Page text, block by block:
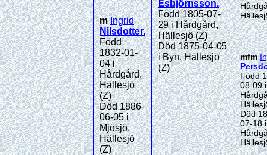
mIngrid
Nilsdotter.
Född
1832-01-
04 i
Hårdgård,
Hällesjö
(Z)
Död 1886-
06-05 i
Mjösjö,
Hällesjö
(Z)
Esbjörnsson.
Född 1805-07-
29 i Hårdgård,
Hällesjö (Z)
Död 1875-04-05
i Byn, Hällesjö
(Z)
mfm
Född
08-09 i
Död
07-18 i